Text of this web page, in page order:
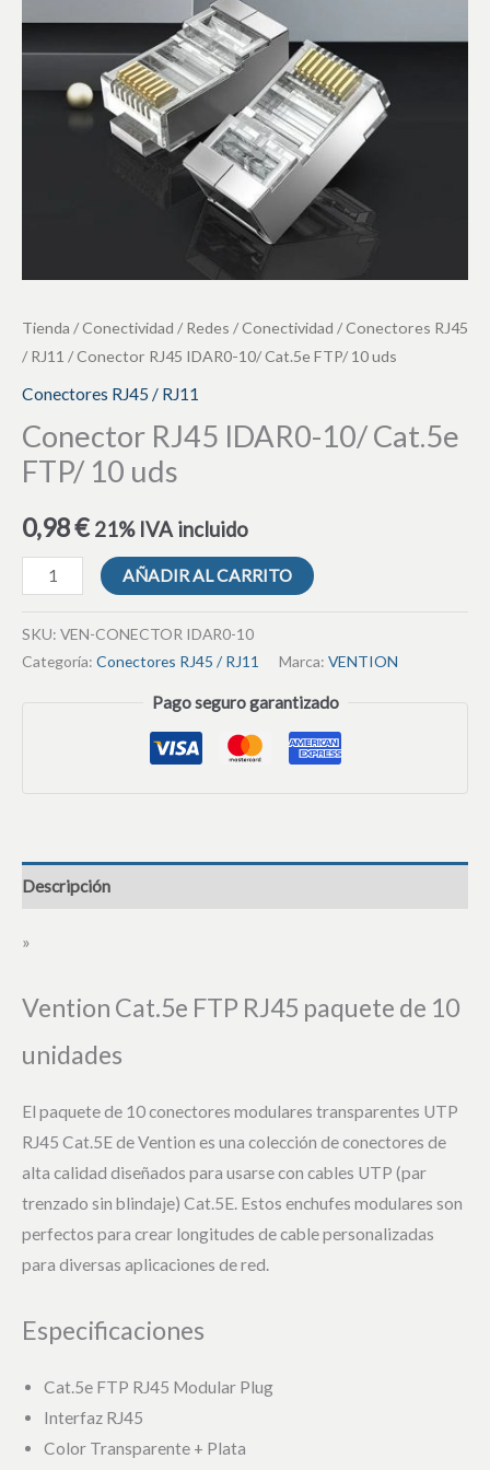
Tienda /Conectividad / Redes /Conectividad /Conectores RJ45
/ RJ11 / Conector RJ45 IDAR0-10/ Cat.5e FTP/ 10 uds
Conectores RJ45 / RJ11
Conector RJ45 IDAR0-10/ Cat.5e
FTP/ 10 uds
0,98€ 21% IVA incluido
cantidad
AÑADIR AL CARRITO
SKU: VEN-CONECTOR IDAR0-10
Categoría: Conectores RJ45 / RJ11 Marca: VENTION
Pago seguro garantizado
Descripción
»
Vention Cat.5e FTP RJ45 paquete de 10
unidades
El paquete de 10 conectores modulares transparentes UTP
RJ45 Cat.5E de Vention es una colección de conectores de
alta calidad diseñados para usarse con cables UTP (par
trenzado sin blindaje) Cat.5E. Estos enchufes modulares son
perfectos para crear longitudes de cable personalizadas
para diversas aplicaciones de red.
Especificaciones
Cat.5e FTP RJ45 Modular Plug
Interfaz RJ45
Color Transparente + Plata